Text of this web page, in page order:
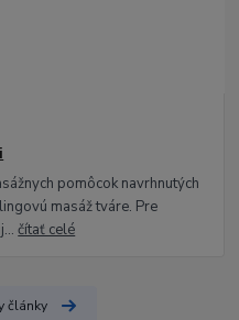
pomôcok navrhnutých
masáž tváre. Pre
čítať celé
články